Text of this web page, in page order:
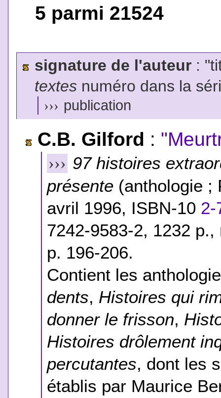
5 parmi 21524
signature de l'auteur:
textesnuméro dans la
››› publication
C.B. Gilford :
››› 97 histoires
présente (anthologie ;
avril 1996, ISBN-10 2-
7242-9583-2, 1232
p. 196-206.
Contient les
dents, Histoires qui
donner le frisson,
Histoires drôlement
percutantes, dont les
établis par Maurice